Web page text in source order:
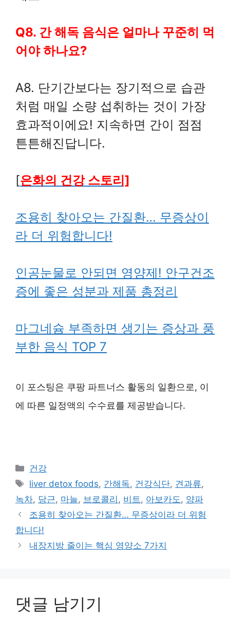
Q8. 간 해독 음식은 얼마나 꾸준히 먹
어야 하나요?
A8. 단기간보다는 장기적으로 습관
처럼 매일 소량 섭취하는 것이 가장
효과적이에요! 지속하면 간이 점점
튼튼해진답니다.
[은화의 건강 스토리]
조용히 찾아오는 간질환… 무증상이
라 더 위험합니다!
인공눈물로 안되면 영양제! 안구건조
증에 좋은 성분과 제품 총정리
마그네슘 부족하면 생기는 증상과 풍
부한 음식 TOP 7
이 포스팅은 쿠팡 파트너스 활동의 일환으로, 이
에 따른 일정액의 수수료를 제공받습니다.
카
테
리
건강
태
그
liver detox foods, 간해독, 건강식단, 견과류,
녹차, 당근, 마늘, 브로콜리 , 비트 , 아보카도 , 양파
조용히 찾아오는 간질환… 무증상이라 더 위험
합니다!
내장지방 줄이는 핵심 영양소 7가지
댓글 남기기